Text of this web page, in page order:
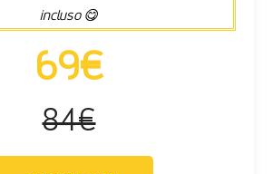
incluso 😋
69€
84€